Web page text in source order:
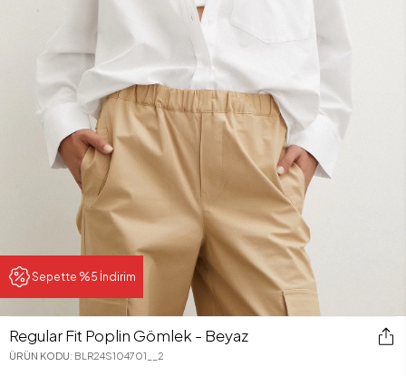
Sepette %5 İndirim
Regular Fit Poplin Gömlek - Beyaz
ÜRÜN KODU: BLR24S104701__2